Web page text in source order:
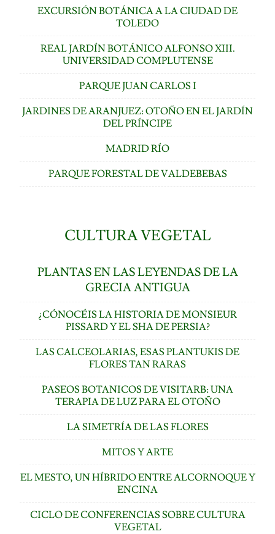
EXCURSIÓN BOTÁNICA A LA CIUDAD DE
TOLEDO
REAL JARDÍN BOTÁNICO ALFONSO XIII.
UNIVERSIDAD COMPLUTENSE
PARQUE JUAN CARLOS I
JARDINES DE ARANJUEZ: OTOÑO EN EL JARDÍN
DEL PRÍNCIPE
MADRID RÍO
PARQUE FORESTAL DE VALDEBEBAS
CULTURA VEGETAL
PLANTAS EN LAS LEYENDAS DE LA
GRECIA ANTIGUA
¿CÓNOCÉIS LA HISTORIA DE MONSIEUR
PISSARD Y EL SHA DE PERSIA?
LAS CALCEOLARIAS, ESAS PLANTUKIS DE
FLORES TAN RARAS
PASEOS BOTANICOS DE VISITARB: UNA
TERAPIA DE LUZ PARA EL OTOÑO
LA SIMETRÍA DE LAS FLORES
MITOS Y ARTE
EL MESTO, UN HÍBRIDO ENTRE ALCORNOQUE Y
ENCINA
CICLO DE CONFERENCIAS SOBRE CULTURA
VEGETAL